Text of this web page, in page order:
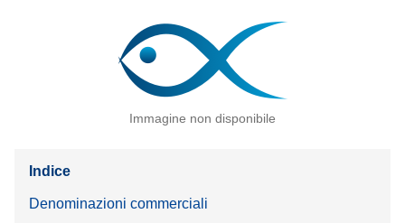
Immagine non disponibile
Indice
Denominazioni commerciali